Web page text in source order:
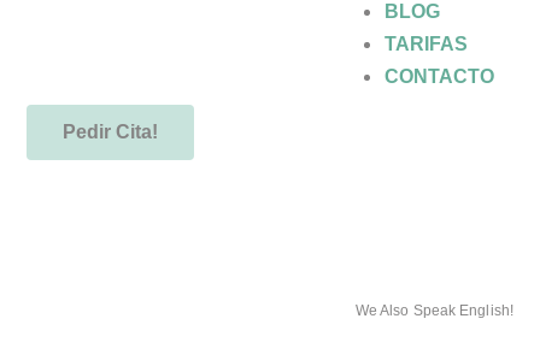
BLOG
TARIFAS
CONTACTO
Pedir Cita!
We Also Speak English!